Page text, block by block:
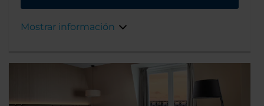
de interés cultural imprescindibles de París.
descubrirás que tienes a poca distancia a pie
Petit Palais, la Plaza de la Concordia y el
Palacio del Elíseo, residencia oficial del
presidente de la República Francesa.
Mostrar información